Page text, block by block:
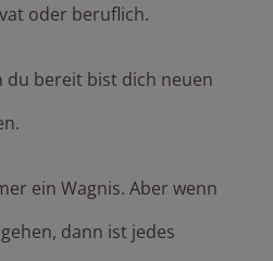
oder beruflich.
du bereit bist dich neuen
ein Wagnis. Aber wenn
dann ist jedes